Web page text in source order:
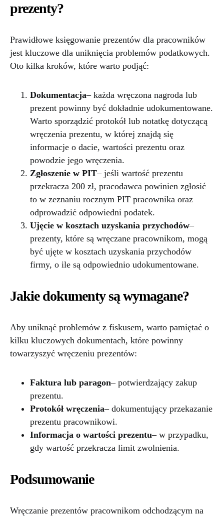
prezenty?
Prawidłowe księgowanie prezentów dla pracowników
jest kluczowe dla uniknięcia problemów podatkowych.
Oto kilka kroków, które warto podjąć:
Dokumentacja– każda wręczona nagroda lub
prezent powinny być dokładnie udokumentowane.
Warto sporządzić protokół lub notatkę dotyczącą
wręczenia prezentu, w której znajdą się
informacje o dacie, wartości prezentu oraz
powodzie jego wręczenia.
Zgłoszenie w PIT– jeśli wartość prezentu
przekracza 200 zł, pracodawca powinien zgłosić
to w zeznaniu rocznym PIT pracownika oraz
odprowadzić odpowiedni podatek.
Ujęcie w kosztach uzyskania przychodów–
prezenty, które są wręczane pracownikom, mogą
być ujęte w kosztach uzyskania przychodów
firmy, o ile są odpowiednio udokumentowane.
Jakie dokumenty są wymagane?
Aby uniknąć problemów z fiskusem, warto pamiętać o
kilku kluczowych dokumentach, które powinny
towarzyszyć wręczeniu prezentów:
Faktura lub paragon– potwierdzający zakup
prezentu.
Protokół wręczenia– dokumentujący przekazanie
prezentu pracownikowi.
Informacja o wartości prezentu– w przypadku,
gdy wartość przekracza limit zwolnienia.
Podsumowanie
Wręczanie prezentów pracownikom odchodzącym na